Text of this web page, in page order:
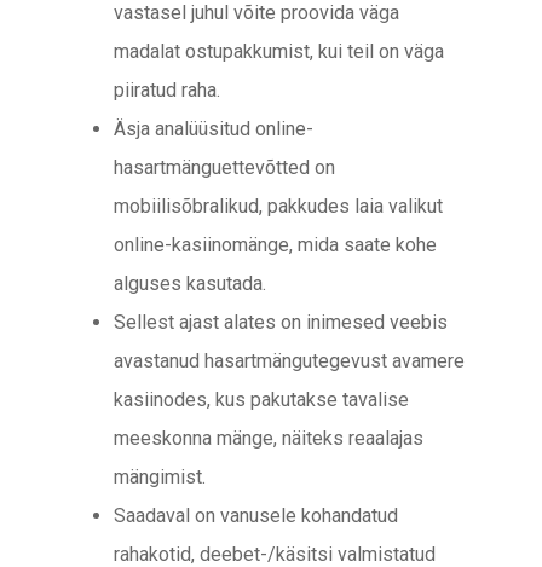
vastasel juhul võite proovida väga
madalat ostupakkumist, kui teil on väga
piiratud raha.
Äsja analüüsitud online-
hasartmänguettevõtted on
mobiilisõbralikud, pakkudes laia valikut
online-kasiinomänge, mida saate kohe
alguses kasutada.
Sellest ajast alates on inimesed veebis
avastanud hasartmängutegevust avamere
kasiinodes, kus pakutakse tavalise
meeskonna mänge, näiteks reaalajas
mängimist.
Saadaval on vanusele kohandatud
rahakotid, deebet-/käsitsi valmistatud